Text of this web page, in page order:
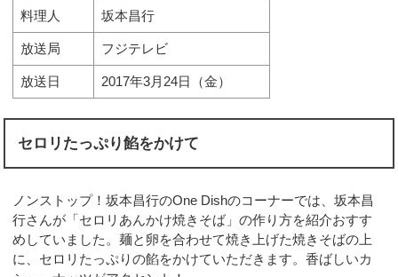
料理人 坂本昌行
放送局 フジテレビ
放送日 2017年3月24日（金）
セロリたっぷり餡をかけて
ノンストップ！坂本昌行のOne Dishのコーナーでは、坂本昌
行さんが「セロリあんかけ焼きそば」の作り方を紹介おすす
めしていました。麺と卵を合わせて焼き上げた焼きそばの上
に、セロリたっぷりの餡をかけていただきます。香ばしいカ